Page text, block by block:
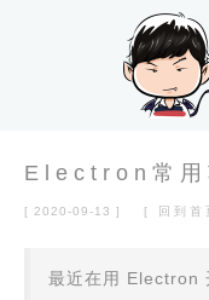
Electron常用
[ 2020-09-13 ] [ 回到首
最近在用 Electron